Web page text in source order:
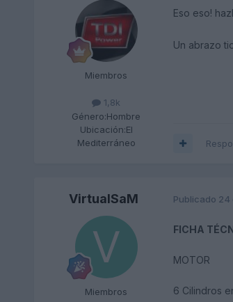
Miembros
1,8k
Género:Hombre
Ubicación:El
Mediterráneo
Eso eso!
Un abrazo
VirtualSaM
Miembros
Publicado 24
FICHA
MOTOR
6 Cilindros